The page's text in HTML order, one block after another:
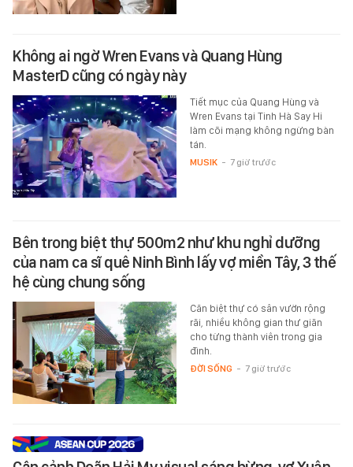
Không ai ngờ Wren Evans và Quang Hùng
MasterD cũng có ngày này
Tiết mục của Quang Hùng và
Wren Evans tại Tinh Hà Say Hi
làm cõi mạng không ngừng bàn
tán.
MUSIK - 7 giờ trước
Bên trong biệt thự 500m2 như khu nghỉ dưỡng
của nam ca sĩ quê Ninh Bình lấy vợ miền Tây, 3 thế
hệ cùng chung sống
Căn biệt thự có sân vườn rộng
rãi, nhiều không gian thư giãn
cho từng thành viên trong gia
đình.
ĐỜI SỐNG - 7 giờ trước